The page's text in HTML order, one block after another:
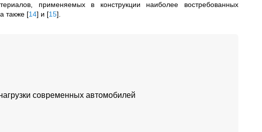
применяемых в конструкции наиболее востребованных
также [14] и [15].
современных автомобилей